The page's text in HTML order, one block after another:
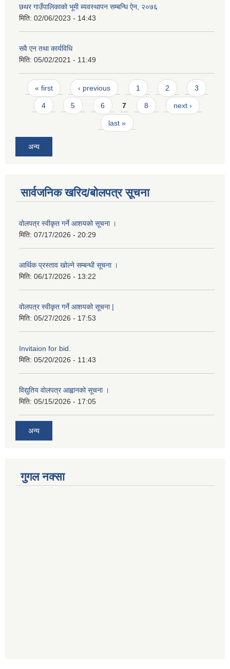
छथर गाउँपालिकाको भूमी ब्यवस्थापन सम्बन्धि ऐन, २०७६
मिति: 02/06/2023 - 14:43
सवै एन तथा कार्यविधि
मिति: 05/02/2021 - 11:49
Pages
« first ‹ previous 1 2 3
4 5 6 7 8 next ›
last »
अन्य
सार्वजनिक खरिद/बोलपत्र सूचना
वोलपत्र स्वीकृत गर्ने आशयको सूचना ।
मिति: 07/17/2026 - 20:29
आर्थिक प्रस्ताव खोल्ने सम्बन्धी सूचना ।
मिति: 06/17/2026 - 13:22
वोलपत्र स्वीकृत गर्ने आशयको सूचना |
मिति: 05/27/2026 - 17:53
Invitaion for bid.
मिति: 05/20/2026 - 11:43
विद्युतिय वोलपत्र आह्वानको सूचना ।
मिति: 05/15/2026 - 17:05
अन्य
गुगल नक्सा